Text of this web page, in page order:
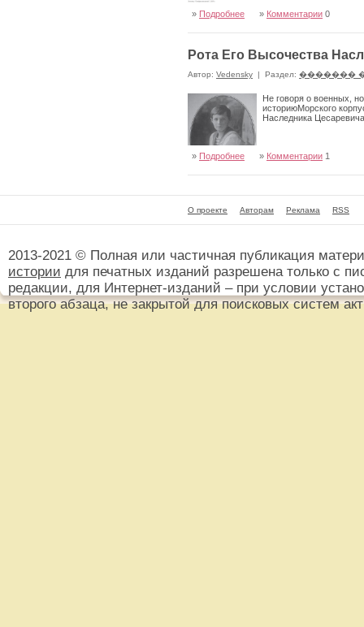
» Подробнее » Комментарии 0
Рота Его Высочества
Автор: Vedensky | Раздел: �������
Не говоря о военных,
историюМорского
Наследника
» Подробнее » Комментарии 1
О проекте Авторам Реклама RSS
2013-2021 © Полная или частичная публикация
истории для печатных изданий разрешена только с
редакции, для Интернет-изданий – при условии
второго абзаца, не закрытой для поисковых систем